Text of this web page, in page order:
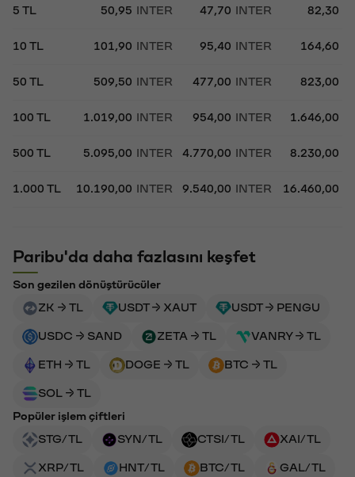
5 TL 50,95 INTER 47,70 INTER 82,30
10 TL 101,90 INTER 95,40 INTER 164,60
50 TL 509,50 INTER 477,00 INTER 823,00
100 TL 1.019,00 INTER 954,00 INTER 1.646,00
500 TL 5.095,00 INTER 4.770,00 INTER 8.230,00
1.000 TL 10.190,00 INTER 9.540,00 INTER 16.460,00
Paribu'da daha fazlasını keşfet
Son gezilen dönüştürücüler
ZK → TL
USDT → XAUT USDT → PENGU
USDC → SAND ZETA → TL VANRY → TL
ETH → TL DOGE → TL BTC → TL
SOL → TL
Popüler işlem çiftleri
STG/TL
SYN/TL CTSI/TL XAI/TL
XRP/TL HNT/TL BTC/TL GAL/TL